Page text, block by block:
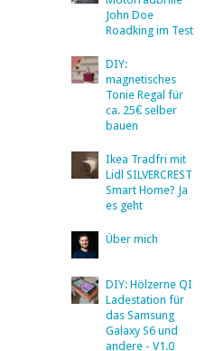
John Doe
Roadking im Test
DIY:
magnetisches
Tonie Regal für
ca. 25€ selber
bauen
Ikea Tradfri mit
Lidl SILVERCREST
Smart Home? Ja
es geht
Über mich
DIY: Hölzerne QI
Ladestation für
das Samsung
Galaxy S6 und
andere - V1.0